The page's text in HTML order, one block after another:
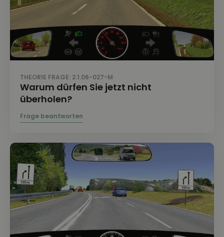
THEORIE FRAGE: 2.1.06-027-M
Warum dürfen Sie jetzt nicht
überholen?